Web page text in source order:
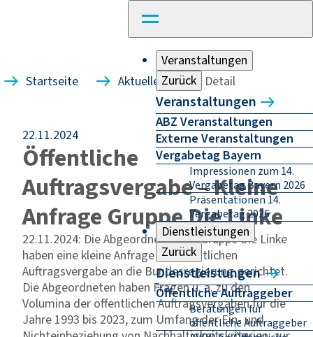
Veranstaltungen
Zurück
Veranstaltungen
ABZ Veranstaltungen
Externe Veranstaltungen
Vergabetag Bayern
Impressionen zum 14.
Vergabetag Bayern 2026
Präsentationen 14.
Vergabetag 2026
Dienstleistungen
Zurück
Dienstleistungen
Öffentliche Auftraggeber
Beratungen für
öffentliche Auftraggeber
Startseite Aktuelles Detail
22.11.2024
Öffentliche
Auftragsvergabe – Kleine
Anfrage Gruppe Die Linke
22.11.2024: Die Abgeordneten der Gruppe Die Linke
haben eine kleine Anfrage zur öffentlichen
Auftragsvergabe an die Bundesregierung gerichtet.
Die Abgeordneten haben Fragen u. a. zu den
Volumina der öffentlichen Auftragsvergaben für die
Jahre 1993 bis 2023, zum Umfang der Ein- und